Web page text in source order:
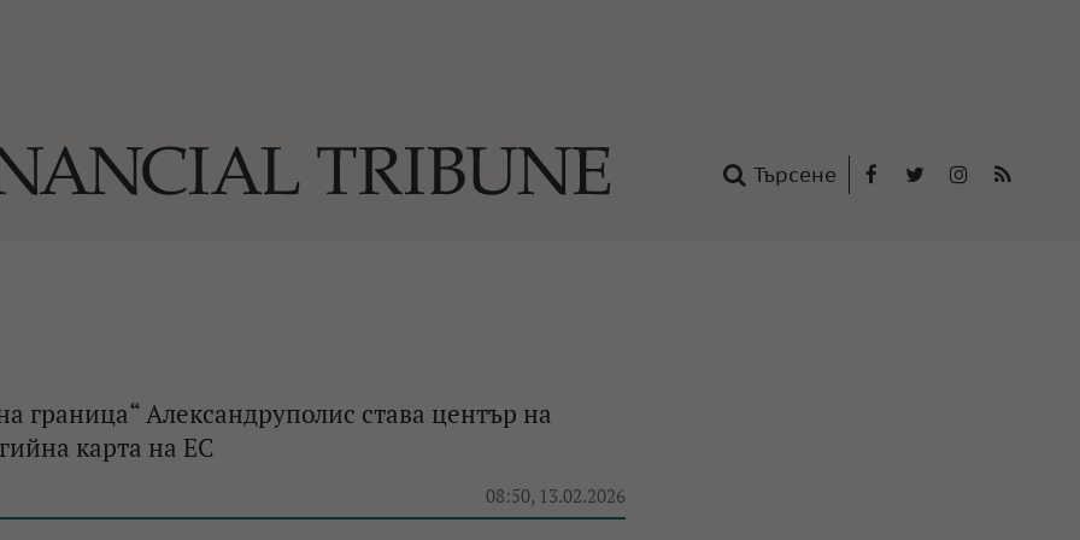
Търсене
граница“ Александруполис става център на
карта на ЕС
08:50, 13.02.2026